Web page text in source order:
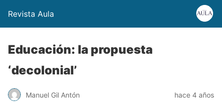
Revista Aula
Educación: la propuesta
‘decolonial’
Manuel Gil Antón hace 4 años